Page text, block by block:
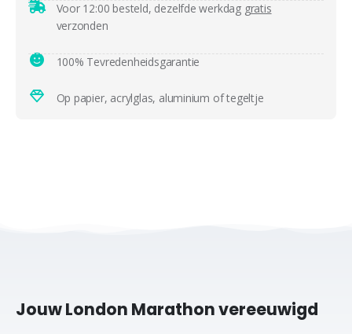
Voor 12:00 besteld, dezelfde werkdag gratis
verzonden
100% Tevredenheidsgarantie
Op papier, acrylglas, aluminium of tegeltje
Jouw London Marathon vereeuwigd